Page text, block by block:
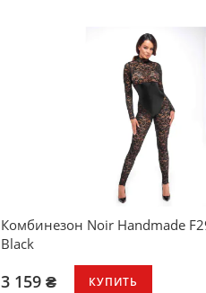
Комбинезон Noir Handmade
Black
3 159 ₴ КУПИТЬ